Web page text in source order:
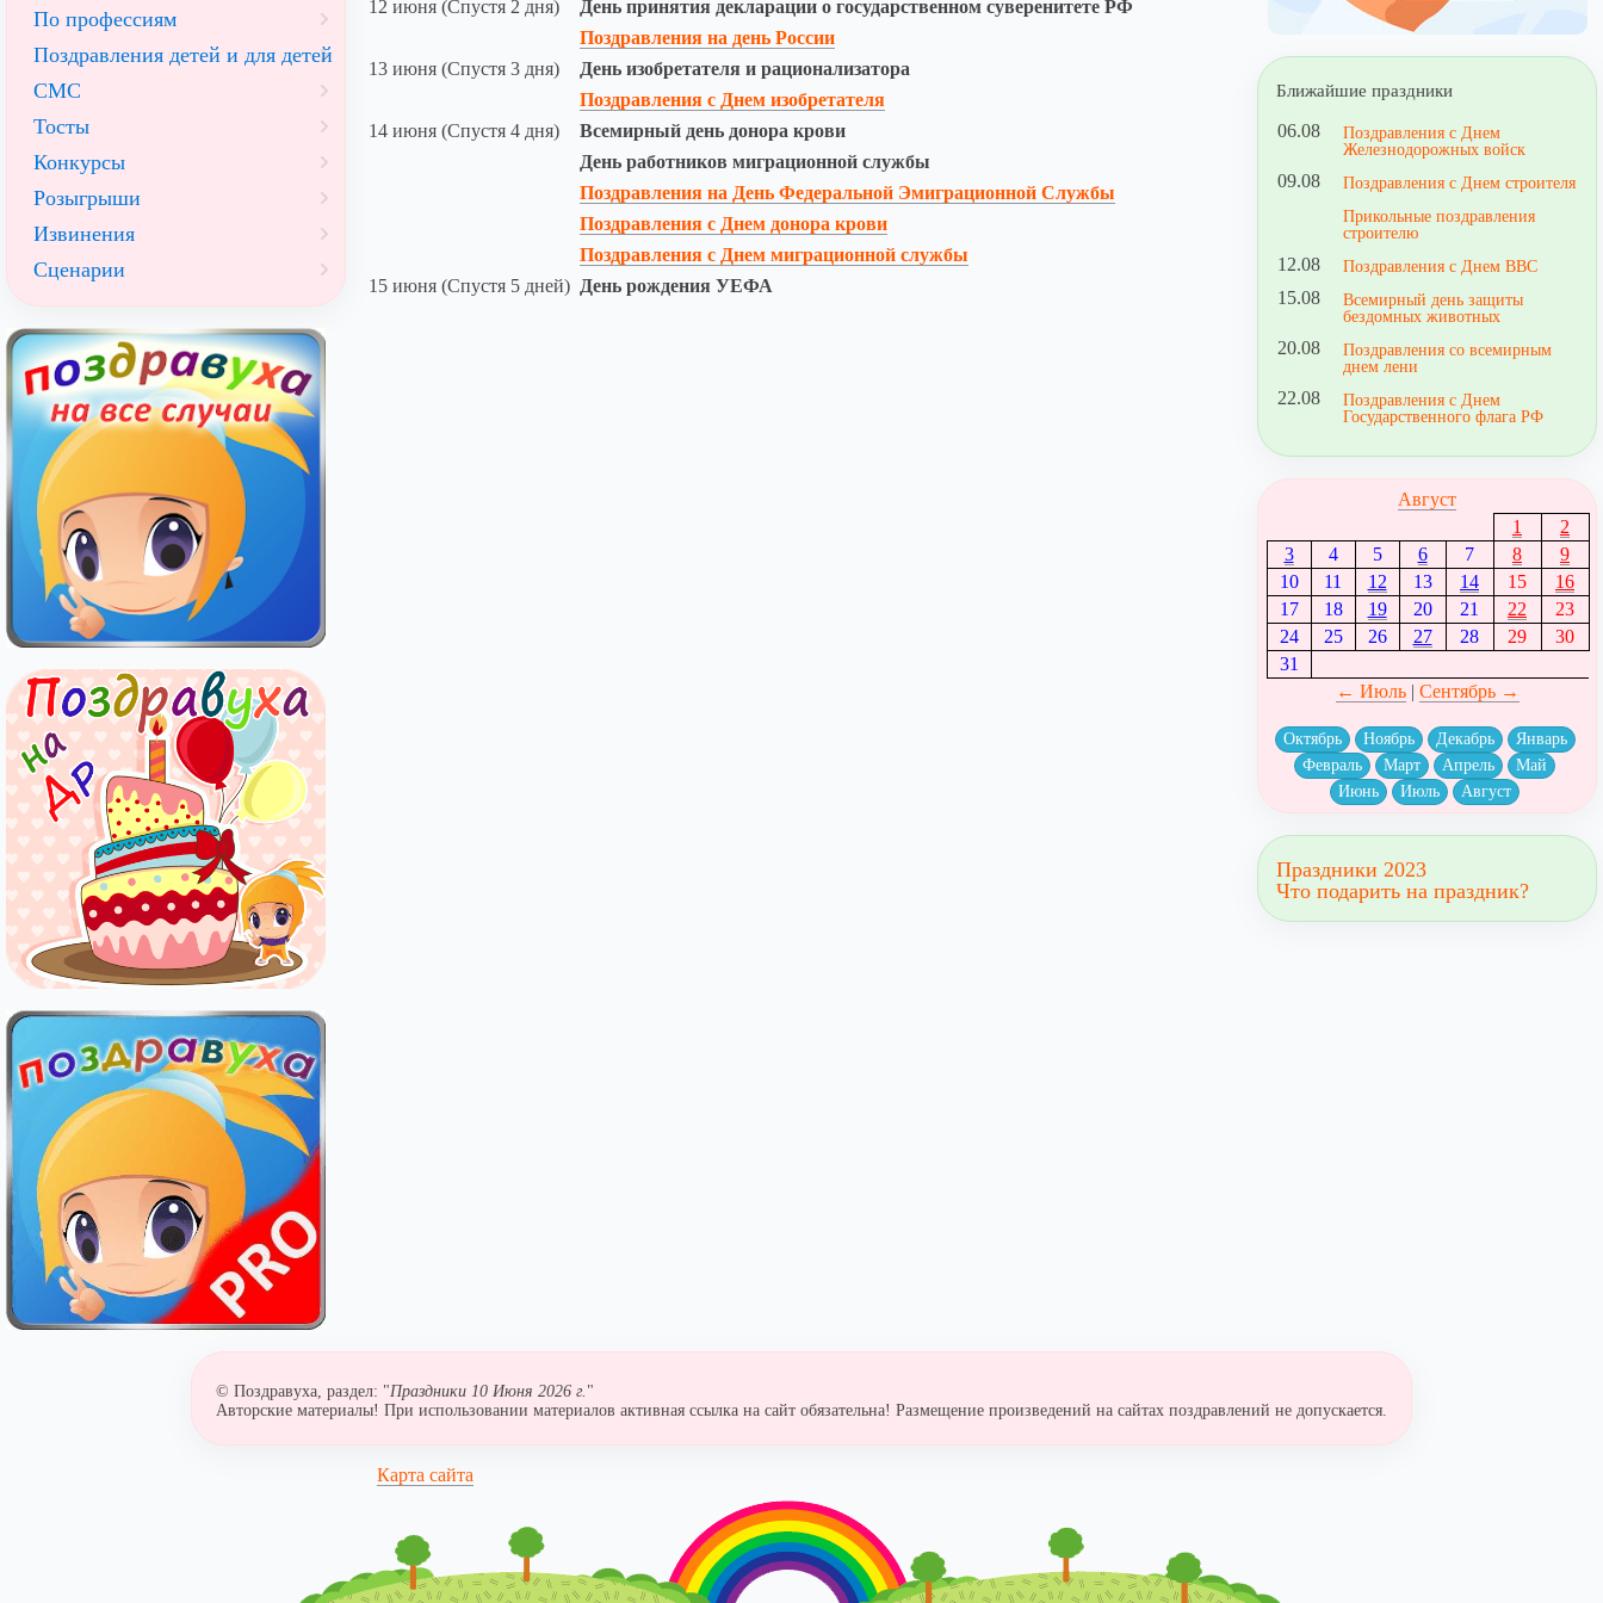
12 июня (Спустя 2 дня)
День принятия декларации о государственном суверенитете РФ
Поздравления на день России
13 июня (Спустя 3 дня)
День изобретателя и рационализатора
Поздравления с Днем изобретателя
14 июня (Спустя 4 дня)
Всемирный день донора крови
День работников миграционной службы
Поздравления на День Федеральной Эмиграционной Службы
Поздравления с Днем донора крови
Поздравления с Днем миграционной службы
15 июня (Спустя 5 дней)
День рождения УЕФА
По профессиям
Поздравления детей и для детей
СМС
Тосты
Конкурсы
Розыгрыши
Извинения
Сценарии
Ближайшие праздники
06.08
Поздравления с Днем
Железнодорожных войск
09.08
Поздравления с Днем строителя
Прикольные поздравления
строителю
12.08 Поздравления с Днем ВВС
15.08
Всемирный день защиты
бездомных животных
20.08
Поздравления со всемирным
днем лени
22.08
Поздравления с Днем
Государственного флага РФ
Август
1
2
3
4 5 6 7 8
9
10
11 12 13 14 15
16
17
18 19 20 21 22
23
24
25 26 27 28 29
30
31
← Июль| Сентябрь →
Октябрь Ноябрь Декабрь
Январь
Февраль
Март Апрель
Май
Июнь
Июль Август
Праздники 2023
Что подарить на праздник?
© Поздравуха, раздел: "Праздники 10 Июня 2026 г. "
Авторские материалы! При использовании материалов активная ссылка на сайт обязательна! Размещение произведений на сайтах поздравлений не допускается.
Карта сайта